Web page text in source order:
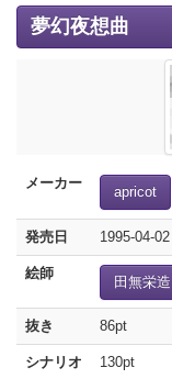
夢幻夜想曲
メーカー
apricot
発売日 1995-04-02
絵師
田無栄造
抜き 86pt
シナリオ 130pt